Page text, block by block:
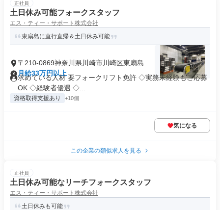
正社員
土日休み可能フォークスタッフ
エス・ティー・サポート株式会社
東扇島に直行直帰＆土日休み可能
〒210-0869神奈川県川崎市川崎区東扇島
月給33万円以上
求めている人材 要フォークリフト免許 ◇実務未経験もご応募
OK ◇経験者優遇 ◇...
資格取得支援あり +10個
気になる
この企業の類似求人を見る
正社員
土日休み可能なリーチフォークスタッフ
エス・ティー・サポート株式会社
土日休みも可能